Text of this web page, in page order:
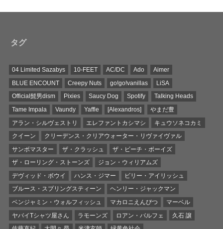
タグ
04 Limited Sazabys 10-FEET AC/DC Ado
Aimer
BLUE ENCOUNT
Creepy Nuts go!go!vanillas
LiSA
Official髭男dism
Pixies Saucy Dog Spotify
Talking Heads
Tame Impala
Vaundy Yaffle [Alexandros]
やまだ豊
アラン・シルヴェストリ
エレファントカシマシ
キュウソネコカミ
クイーン
クリーデンス・クリアウォーター・リヴァイヴァル
サンボマスター
ザ・クラッシュ
ザ・ビーチ・ボーイズ
ザ・ローリング・ストーンズ
ジョン・ウィリアムズ
デヴィッド・ボウイ
ハンス・ジマー
ビリー・アイリッシュ
ブルース・スプリングスティーン
ヘンリー・ジャックマン
ベンジャミン・ウォルフィッシュ
マカロニえんぴつ
マーベル
ヤバイTシャツ屋さん
ラモーンズ ロアン・バルフェ
久石 譲